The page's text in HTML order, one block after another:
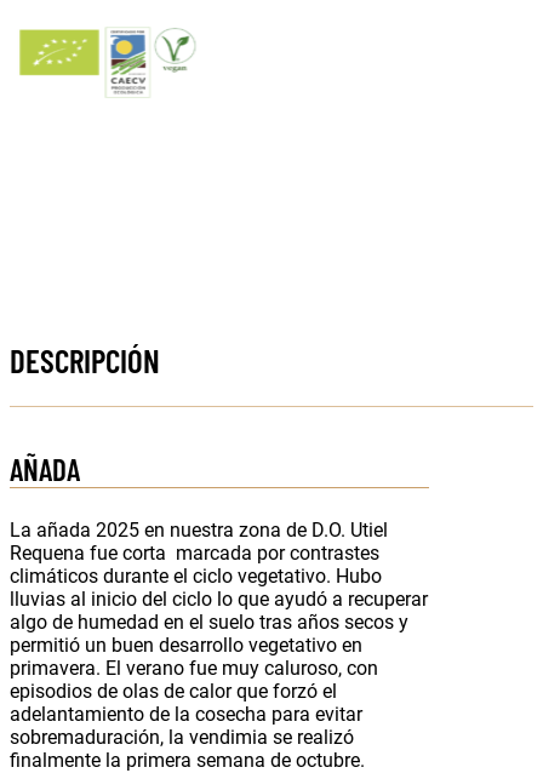
DESCRIPCIÓN
AÑADA
La añada 2025 en nuestra zona de D.O. Utiel
Requena fue corta marcada por contrastes
climáticos durante el ciclo vegetativo. Hubo
lluvias al inicio del ciclo lo que ayudó a recuperar
algo de humedad en el suelo tras años secos y
permitió un buen desarrollo vegetativo en
primavera. El verano fue muy caluroso, con
episodios de olas de calor que forzó el
adelantamiento de la cosecha para evitar
sobremaduración, la vendimia se realizó
finalmente la primera semana de octubre.